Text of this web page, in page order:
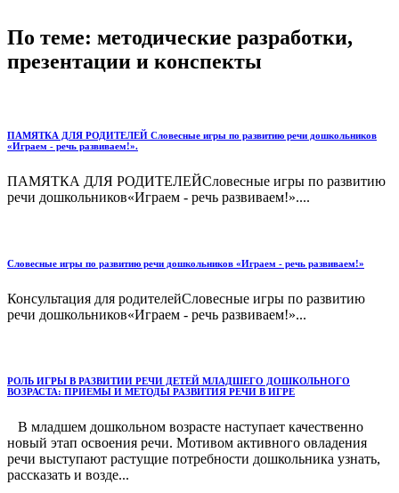
По теме: методические разработки,
презентации и конспекты
ПАМЯТКА ДЛЯ РОДИТЕЛЕЙ Словесные игры по развитию речи дошкольников
«Играем - речь развиваем!».
ПАМЯТКА ДЛЯ РОДИТЕЛЕЙСловесные игры по развитию
речи дошкольников«Играем - речь развиваем!»....
Словесные игры по развитию речи дошкольников «Играем - речь развиваем!»
Консультация для родителейСловесные игры по развитию
речи дошкольников«Играем - речь развиваем!»...
РОЛЬ ИГРЫ В РАЗВИТИИ РЕЧИ ДЕТЕЙ МЛАДШЕГО ДОШКОЛЬНОГО
ВОЗРАСТА: ПРИЕМЫ И МЕТОДЫ РАЗВИТИЯ РЕЧИ В ИГРЕ
В младшем дошкольном возрасте наступает качественно
новый этап освоения речи. Мотивом активного овладения
речи выступают растущие потребности дошкольника узнать,
рассказать и возде...